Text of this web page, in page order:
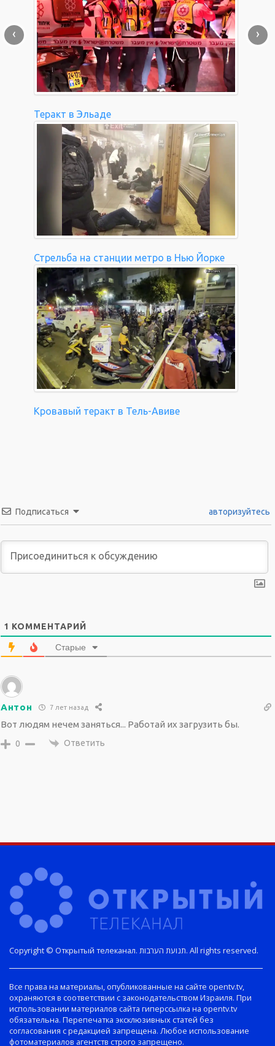
Теракт в Эльаде
Стрельба на станции метро в Нью Йорке
Кровавый теракт в Тель-Авиве
‹ ›
Подписаться авторизуйтесь
1 КОММЕНТАРИЙ
Старые
Антон 7 лет назад
Вот людям нечем заняться... Работай их загрузить бы.
0 Ответить
Copyright © Открытый телеканал. תנועת הערבות. All rights reserved.
Все права на материалы, опубликованные на сайте opentv.tv,
охраняются в соответствии с законодательством Израиля. При
использовании материалов сайта гиперссылка на opentv.tv
обязательна. Перепечатка эксклюзивных статей без
согласования с редакцией запрещена. Любое использование
фотоматериалов агентств строго запрещено.